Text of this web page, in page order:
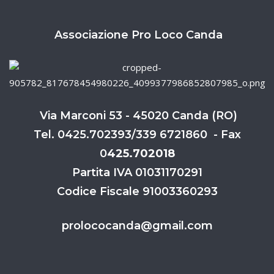
Associazione Pro Loco Canda
Via Marconi 53 - 45020 Canda (RO)
Tel. 0425.702393/339 6721860 - Fax
0425.702018
Partita IVA 01031170291
Codice Fiscale 91003360293
prolococanda@gmail.com